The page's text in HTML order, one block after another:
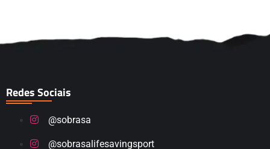
Redes Sociais
@sobrasa
@sobrasalifesavingsport